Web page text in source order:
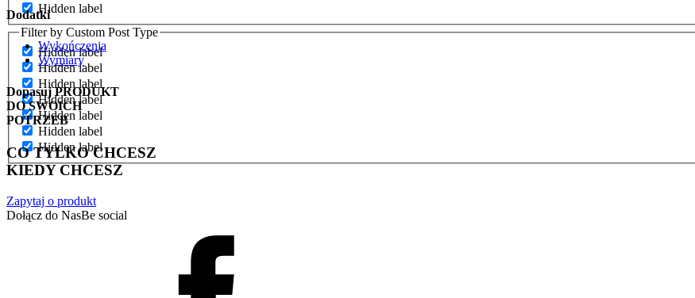
Hidden label
Filter by Custom Post Type
Hidden label
Hidden label
Hidden label
Hidden label
Hidden label
Hidden label
Hidden label
Dodatki
Wykończenia
Wymiary
DopasujPRODUKT
DO SWOICH
POTRZEB
CO TYLKO CHCESZ
KIEDY CHCESZ
Zapytaj o produkt
Dołącz do NasBe social